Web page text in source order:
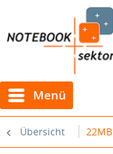
Menü
Übersicht 22MB